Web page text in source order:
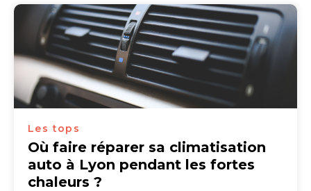
Les tops
Où faire réparer sa climatisation
auto à Lyon pendant les fortes
chaleurs ?